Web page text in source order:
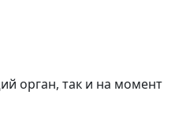
орган, так и на момент